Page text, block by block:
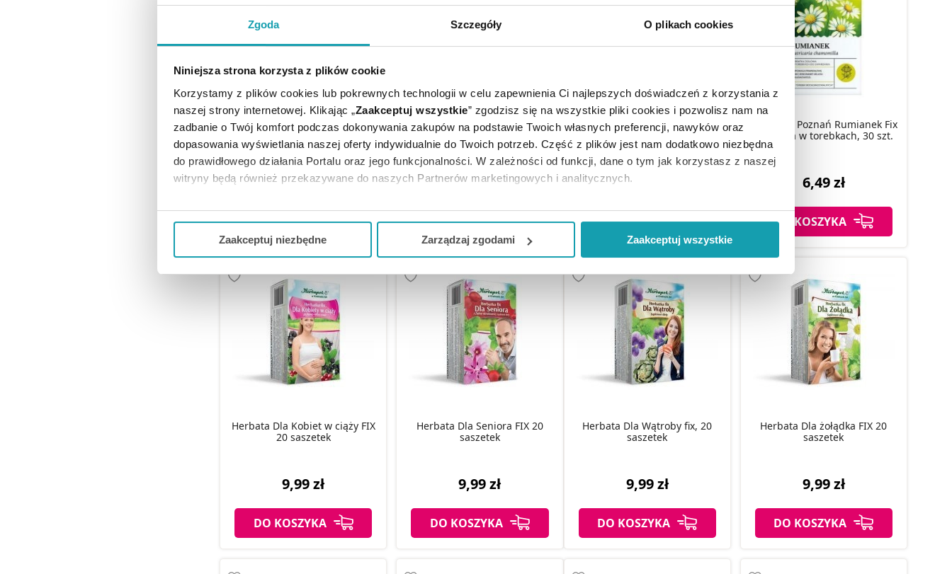
Zgoda Szczegóły O plikach cookies
Niniejsza strona korzysta z plików cookie
Korzystamy z plików cookies lub pokrewnych technologii w celu zapewnienia Ci najlepszych doświadczeń z korzystania z
naszej strony internetowej. Klikając „Zaakceptuj wszystkie” zgodzisz się na wszystkie pliki cookies i pozwolisz nam na
zadbanie o Twój komfort podczas dokonywania zakupów na podstawie Twoich własnych preferencji, nawyków oraz
dopasowania wyświetlania naszej oferty indywidualnie do Twoich potrzeb. Część z plików jest nam dodatkowo niezbędna
do prawidłowego działania Portalu oraz jego funkcjonalności. W zależności od funkcji, dane o tym jak korzystasz z naszej
witryny będą również przekazywane do naszych Partnerów marketingowych i analitycznych.
Jeżeli chcesz dostosować swoją zgodę i wybrać tylko niektóre dodatkowe funkcje, z którymi wiąże się zbieranie danych o
Ciebie danych, które nie są niezbędne dla funkcjonowania Strony. Będzie się to jednak wiązało z brakiem dostępu do
wszystkich funkcjonalności Strony.
Zaakceptuj niezbędne Zarządzaj zgodami Zaakceptuj wszystkie
Herbapol Poznań Koper Włoski
fix herbata ziołowa w
saszetkach, 30 szt.
5 (1)
6,99 zł
DO KOSZYKA
Herbapol Poznań Melisa Fix
herbatka ziołowa na relaks i
sen w saszetkach, 30 szt.
7,49 zł
DO KOSZYKA
Herbapol Poznań Pokrzywa Fix
herbatka w saszetkach, 30 szt.
6,49 zł
DO KOSZYKA
Herbapol Poznań Rumianek Fix
herbatka w torebkach, 30 szt.
6,49 zł
DO KOSZYKA
Herbata Dla Kobiet w ciąży FIX
20 saszetek
9,99 zł
DO KOSZYKA
Herbata Dla Seniora FIX 20
saszetek
9,99 zł
DO KOSZYKA
Herbata Dla Wątroby fix, 20
saszetek
9,99 zł
DO KOSZYKA
Herbata Dla żołądka FIX 20
saszetek
9,99 zł
DO KOSZYKA